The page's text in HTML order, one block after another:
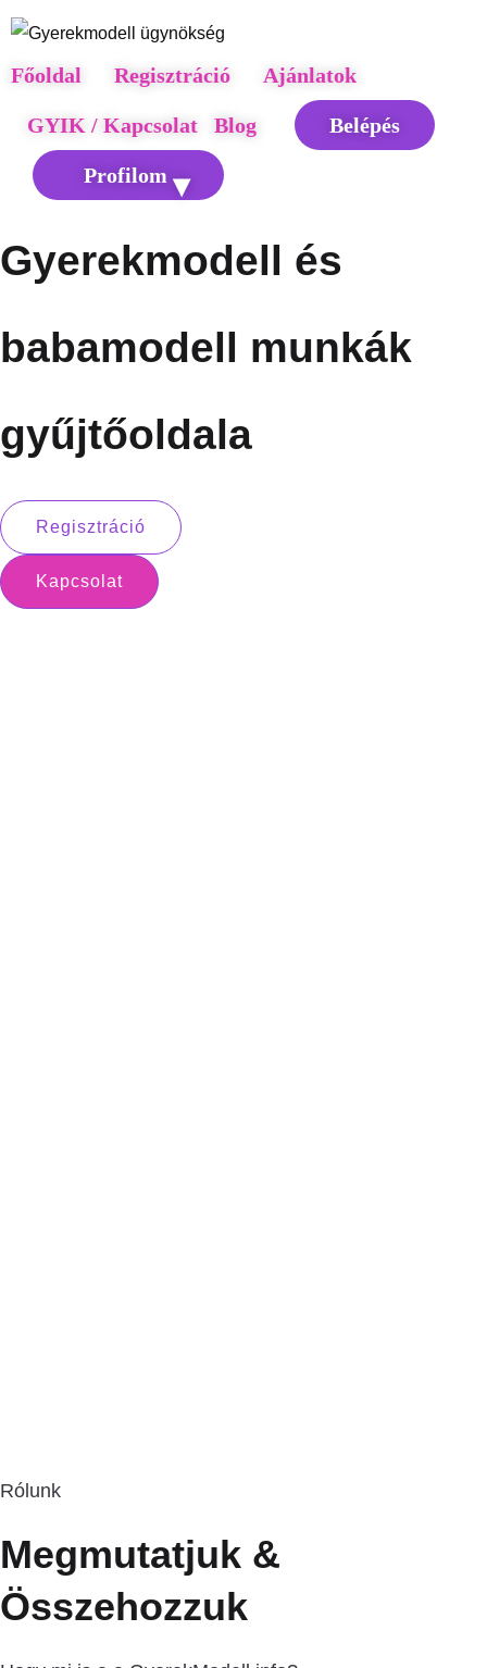
Főoldal Regisztráció Ajánlatok
GYIK / Kapcsolat Blog Belépés
Profilom
Gyerekmodell és
babamodell munkák
gyűjtőoldala
Regisztráció
Kapcsolat
Rólunk
Megmutatjuk &
Összehozzuk